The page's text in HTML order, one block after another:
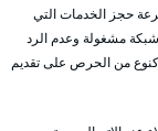
حجز الخدمات التي
شبكة مشغولة وعدم الرد
من الحرص على تقديم